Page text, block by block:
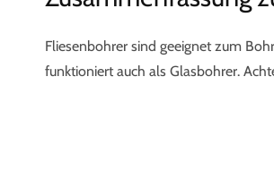
Fliesenbohrer sind geeignet zum
funktioniert auch als Glasbohrer.